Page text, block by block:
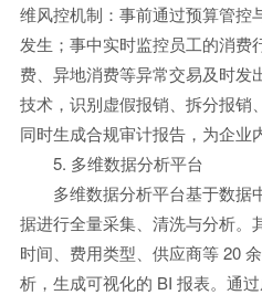
维风控机制：事前通过预算管控
发生；事中实时监控员工的消费
费、异地消费等异常交易及时发
技术，识别虚假报销、拆分报销
同时生成合规审计报告，为企业
5. 多维数据分析平台
多维数据分析平台基于数据
据进行全量采集、清洗与分析。
时间、费用类型、供应商等 20
析，生成可视化的 BI 报表。通